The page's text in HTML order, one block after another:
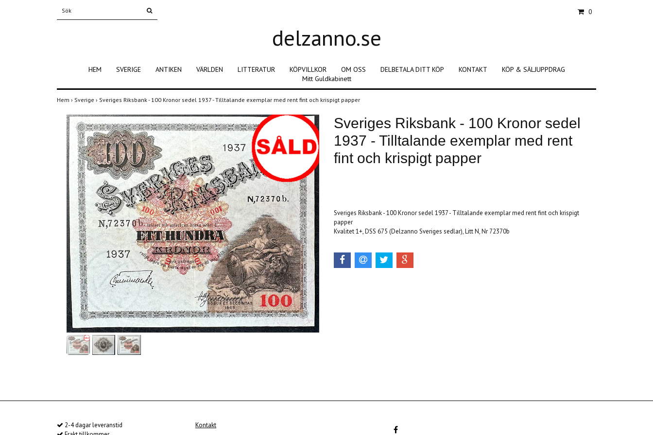
0
delzanno.se
HEM SVERIGE ANTIKEN VÄRLDEN LITTERATUR KÖPVILLKOR OM OSS DELBETALA DITT KÖP KONTAKT
KÖP & SÄLJUPPDRAG
Mitt Guldkabinett
Hem › Sverige › Sveriges Riksbank - 100 Kronor sedel 1937 - Tilltalande exemplar med rent fint och krispigt papper
Sveriges Riksbank - 100 Kronor sedel
1937 - Tilltalande exemplar med rent
fint och krispigt papper
Sveriges Riksbank - 100 Kronor sedel 1937 - Tilltalande exemplar med rent fint och krispigt
papper
Kvalitet 1+, DSS 675 (Delzanno Sveriges sedlar), Litt N, Nr 72370b
2-4 dagar leveranstid
Kontakt